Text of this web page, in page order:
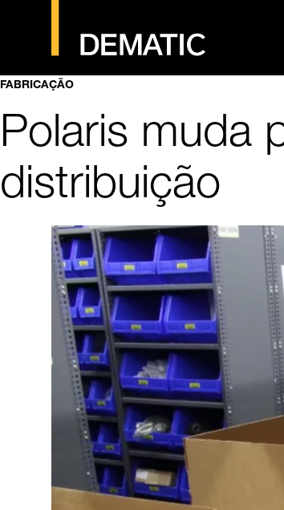
FABRICAÇÃO
Polaris muda
distribuição